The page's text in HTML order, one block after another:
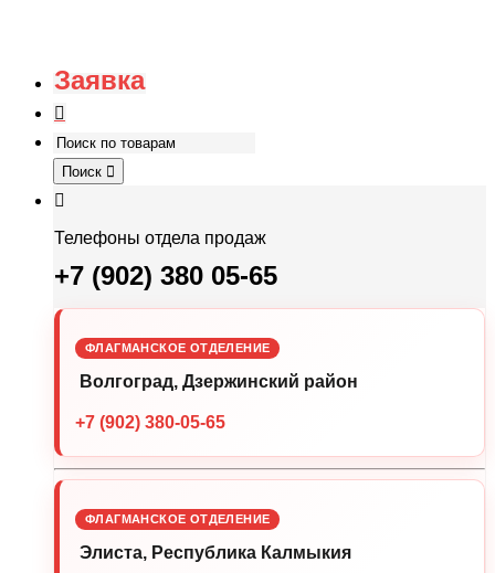
Заявка
Поиск
Телефоны отдела продаж
+7 (902) 380 05-65
ФЛАГМАНСКОЕ ОТДЕЛЕНИЕ
Волгоград, Дзержинский район
+7 (902) 380-05-65
ФЛАГМАНСКОЕ ОТДЕЛЕНИЕ
Элиста, Республика Калмыкия